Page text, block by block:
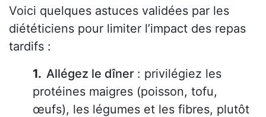
Voici quelques astuces validées par les
diététiciens pour limiter l’impact des repas
tardifs :
Allégez le dîner : privilégiez les
protéines maigres (poisson, tofu,
œufs), les légumes et les fibres, plutôt